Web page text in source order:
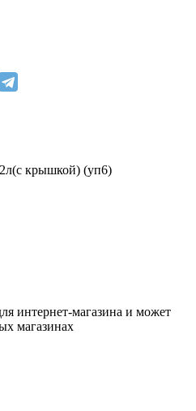
крышкой) (уп6)
интернет-магазина и может
магазинах